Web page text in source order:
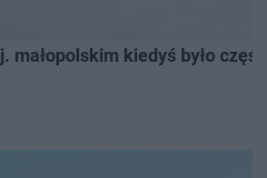
małopolskim kiedyś było